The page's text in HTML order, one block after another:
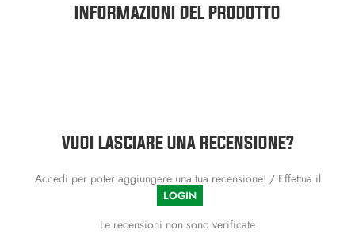
INFORMAZIONI DEL PRODOTTO
VUOI LASCIARE UNA RECENSIONE?
Accedi per poter aggiungere una tua recensione! / Effettua il
LOGIN
Le recensioni non sono verificate